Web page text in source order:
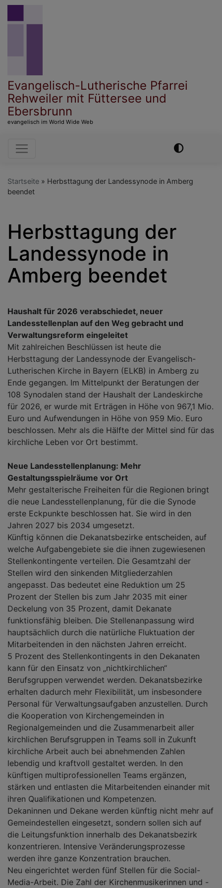
Direkt
Evangelisch-Lutherische Pfarrei
Rehweiler mit Füttersee und
Ebersbrunn
evangelisch im World Wide Web
Hauptnavigation
Startseite
Herbsttagung der Landessynode in Amberg
beendet
Herbsttagung der
Landessynode in
Amberg beendet
Haushalt für 2026 verabschiedet, neuer
Landesstellenplan auf den Weg gebracht und
Verwaltungsreform eingeleitet
Mit zahlreichen Beschlüssen ist heute die
Herbsttagung der Landessynode der Evangelisch-
Lutherischen Kirche in Bayern (ELKB) in Amberg zu
Ende gegangen. Im Mittelpunkt der Beratungen der
108 Synodalen stand der Haushalt der Landeskirche
für 2026, er wurde mit Erträgen in Höhe von 967,1 Mio.
Euro und Aufwendungen in Höhe von 959 Mio. Euro
beschlossen. Mehr als die Hälfte der Mittel sind für das
kirchliche Leben vor Ort bestimmt.
Neue Landesstellenplanung: Mehr
Gestaltungsspielräume vor Ort
Mehr gestalterische Freiheiten für die Regionen bringt
die neue Landesstellenplanung, für die die Synode
erste Eckpunkte beschlossen hat. Sie wird in den
Jahren 2027 bis 2034 umgesetzt.
Künftig können die Dekanatsbezirke entscheiden, auf
welche Aufgabengebiete sie die ihnen zugewiesenen
Stellenkontingente verteilen. Die Gesamtzahl der
Stellen wird den sinkenden Mitgliederzahlen
angepasst. Das bedeutet eine Reduktion um 25
Prozent der Stellen bis zum Jahr 2035 mit einer
Deckelung von 35 Prozent, damit Dekanate
funktionsfähig bleiben. Die Stellenanpassung wird
hauptsächlich durch die natürliche Fluktuation der
Mitarbeitenden in den nächsten Jahren erreicht.
5 Prozent des Stellenkontingents in den Dekanaten
kann für den Einsatz von „nichtkirchlichen“
Berufsgruppen verwendet werden. Dekanatsbezirke
erhalten dadurch mehr Flexibilität, um insbesondere
Personal für Verwaltungsaufgaben anzustellen. Durch
die Kooperation von Kirchengemeinden in
Regionalgemeinden und die Zusammenarbeit aller
kirchlichen Berufsgruppen in Teams soll in Zukunft
kirchliche Arbeit auch bei abnehmenden Zahlen
lebendig und kraftvoll gestaltet werden. In den
künftigen multiprofessionellen Teams ergänzen,
stärken und entlasten die Mitarbeitenden einander mit
ihren Qualifikationen und Kompetenzen.
Dekaninnen und Dekane werden künftig nicht mehr auf
Gemeindestellen eingesetzt, sondern sollen sich auf
die Leitungsfunktion innerhalb des Dekanatsbezirk
konzentrieren. Intensive Veränderungsprozesse
werden ihre ganze Konzentration brauchen.
Neu eingerichtet werden fünf Stellen für die Social-
Media-Arbeit. Die Zahl der Kirchenmusikerinnen und -